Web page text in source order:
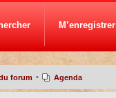
M’enregistrer
forum • Agenda